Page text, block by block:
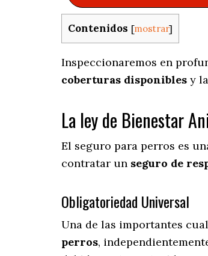
Contenidos [mostrar]
Inspeccionaremos en
coberturas disponibles y
La ley de Bienestar
El seguro para perros es
contratar un seguro de
Obligatoriedad Universal
Una de las importantes
perros,